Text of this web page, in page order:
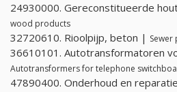
24930000. Gereconstitueerde
wood products
32720610. Rioolpijp, beton | Sewer
36610101. Autotransformatoren
Autotransformers for telephone
47890400. Onderhoud en